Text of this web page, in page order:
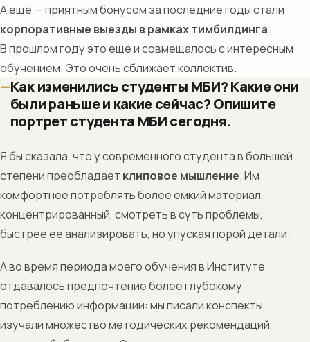
А ещё — приятным бонусом за последние годы стали
корпоративные выезды в рамках тимбилдинга.
В прошлом году это ещё и совмещалось с интересным
обучением. Это очень сближает коллектив.
Как изменились студенты МБИ? Какие они
были раньше и какие сейчас? Опишите
портрет студента МБИ сегодня.
Я бы сказала, что у современного студента в большей
степени преобладает клиповое мышление. Им
комфортнее потреблять более ёмкий материал,
концентрированный, смотреть в суть проблемы,
быстрее её анализировать, но упуская порой детали.
А во время периода моего обучения в Институте
отдавалось предпочтение более глубокому
потреблению информации: мы писали конспекты,
изучали множество методических рекомендаций,